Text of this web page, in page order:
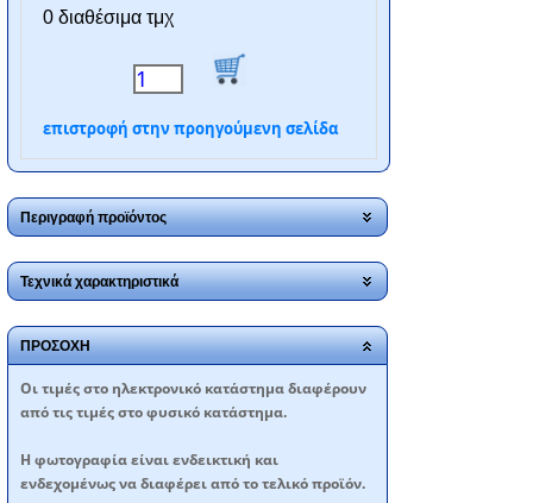
0 διαθέσιμα τμχ
επιστροφή στην προηγούμενη σελίδα
Περιγραφή προϊόντος
Τεχνικά χαρακτηριστικά
ΠΡΟΣΟΧΗ
Oι τιμές στο ηλεκτρονικό κατάστημα διαφέρουν
από τις τιμές στο φυσικό κατάστημα.
Η φωτογραφία είναι ενδεικτική και
ενδεχομένως να διαφέρει από το τελικό προϊόν.